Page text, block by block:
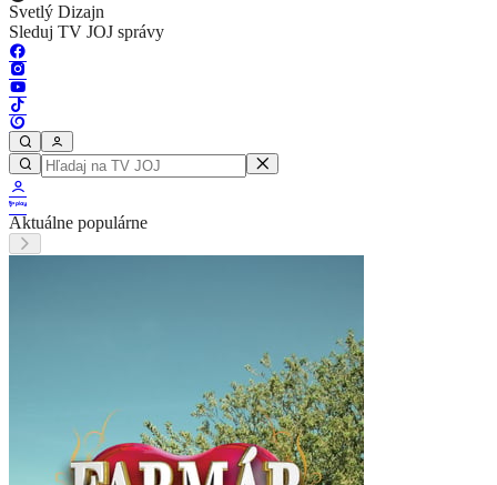
Svetlý Dizajn
Sleduj TV JOJ správy
Aktuálne populárne